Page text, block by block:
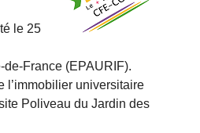
le 25
de-France (EPAURIF).
l’immobilier universitaire
Poliveau du Jardin des